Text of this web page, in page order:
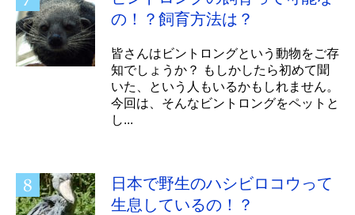
の！？飼育方法は？
皆さんはビントロングという動物をご存
知でしょうか？ もしかしたら初めて聞
いた、という人もいるかもしれません。
今回は、そんなビントロングをペットと
し...
日本で野生のハシビロコウって
生息しているの！？